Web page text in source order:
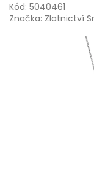
Kód: 5040461
Značka: Zlatnictví